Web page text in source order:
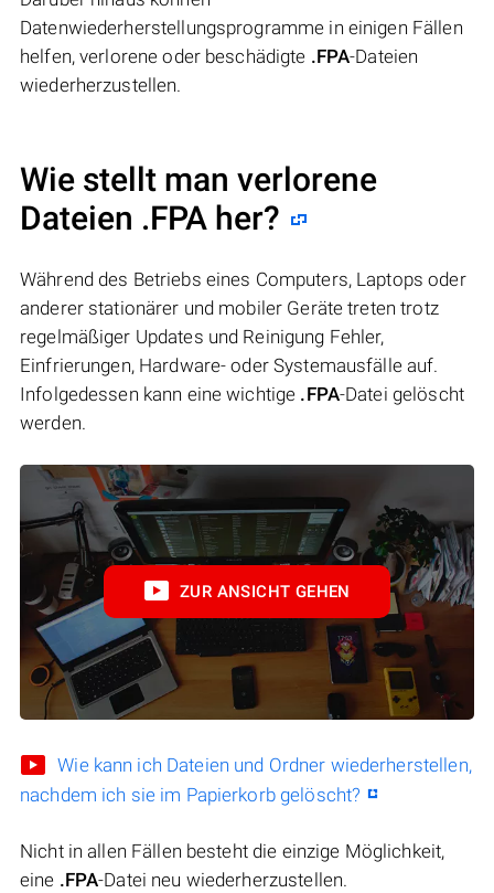
Datenwiederherstellungsprogramme in einigen Fällen
helfen, verlorene oder beschädigte .FPA-Dateien
wiederherzustellen.
Wie stellt man verlorene
Dateien .FPA her?
Während des Betriebs eines Computers, Laptops oder
anderer stationärer und mobiler Geräte treten trotz
regelmäßiger Updates und Reinigung Fehler,
Einfrierungen, Hardware- oder Systemausfälle auf.
Infolgedessen kann eine wichtige .FPA-Datei gelöscht
werden.
ZUR ANSICHT GEHEN
Wie kann ich Dateien und Ordner wiederherstellen,
nachdem ich sie im Papierkorb gelöscht?
Nicht in allen Fällen besteht die einzige Möglichkeit,
eine .FPA-Datei neu wiederherzustellen.